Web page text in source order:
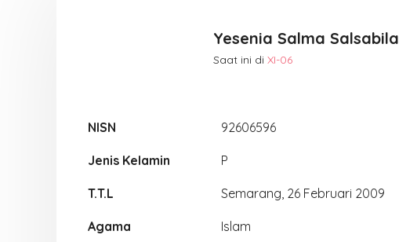
Yesenia Salma Salsabila
Saat ini di XI-06
NISN 92606596
Jenis Kelamin P
T.T.L Semarang, 26 Februari 2009
Agama Islam